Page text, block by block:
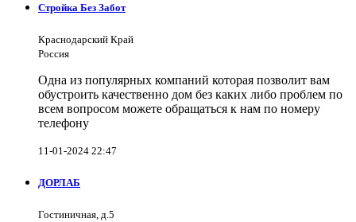
Стройка Без Забот
Краснодарский Край
Россия
Одна из популярных компаний которая позволит вам
обустроить качественно дом без каких либо проблем по
всем вопросом можете обращаться к нам по номеру
телефону
11-01-2024 22:47
ДОРЛАБ
Гостиничная, д.5